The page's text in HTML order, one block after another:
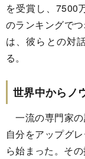
を受賞し、7500
のランキングで
は、彼らとの対
る。
世界中からノ
一流の専門家
自分をアップグ
ら始まった。そ